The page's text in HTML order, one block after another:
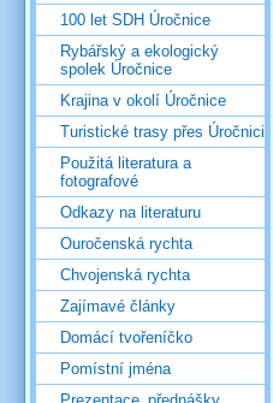
100 let SDH Úročnice
Rybářský a ekologický
spolek Úročnice
Krajina v okolí Úročnice
Turistické trasy přes Úročnici
Použitá literatura a
fotografové
Odkazy na literaturu
Ouročenská rychta
Chvojenská rychta
Zajímavé články
Domácí tvořeníčko
Pomístní jména